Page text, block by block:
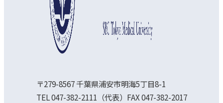
〒279-8567 千葉県浦安市明海5丁目8-1
TEL 047-382-2111（代表）FAX 047-382-2017